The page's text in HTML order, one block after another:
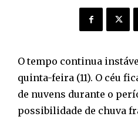
O tempo continua
quinta-feira (11). O céu
de nuvens durante o
possibilidade de chuva